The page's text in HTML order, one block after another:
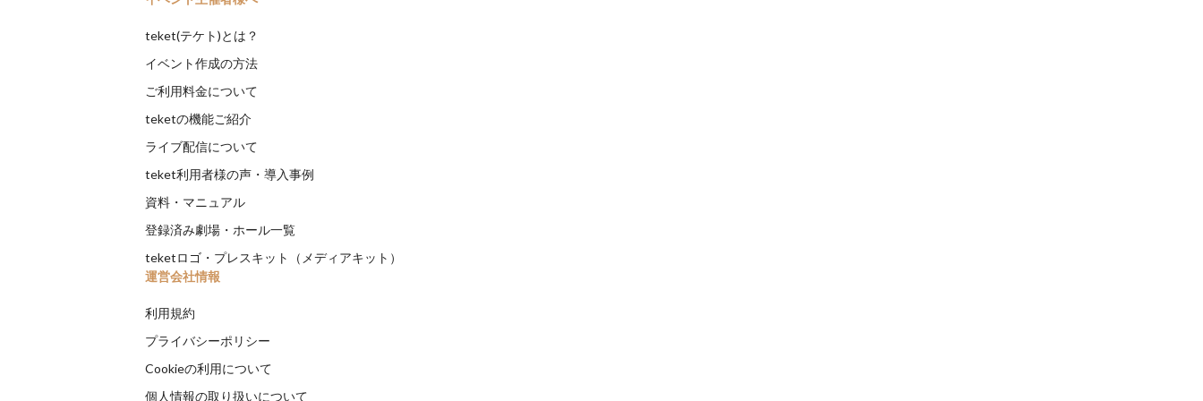
teket(テケト)とは？
イベント作成の方法
ご利用料金について
teketの機能ご紹介
ライブ配信について
teket利用者様の声・導入事例
資料・マニュアル
登録済み劇場・ホール一覧
teketロゴ・プレスキット（メディアキット）
運営会社情報
利用規約
プライバシーポリシー
Cookieの利用について
個人情報の取り扱いについて